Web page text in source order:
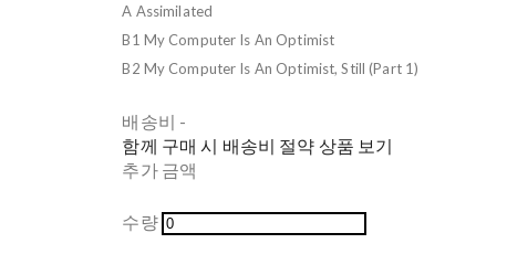
A Assimilated
B1 My Computer Is An Optimist
B2 My Computer Is An Optimist, Still (Part 1)
배송비 -
함께 구매 시 배송비 절약 상품 보기
추가 금액
수량